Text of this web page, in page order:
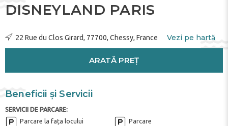
DISNEYLAND PARIS
22 Rue du Clos Girard, 77700, Chessy, France Vezi pe hartă
ARATĂ PREȚ
Beneficii și Servicii
SERVICII DE PARCARE:
Parcare la fața locului Parcare